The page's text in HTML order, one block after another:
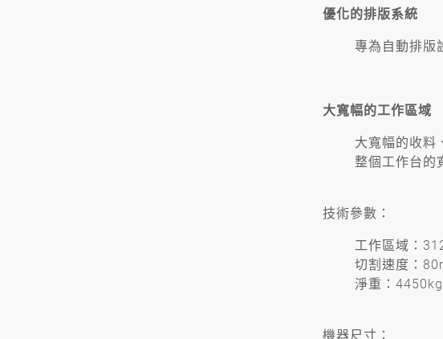
優化的排版系統
專為自動排版
大寬幅的工作區域
大寬幅的收料
整個工作台的
技術參數：
工作區域：
切割速度：
淨重：
機器尺寸：